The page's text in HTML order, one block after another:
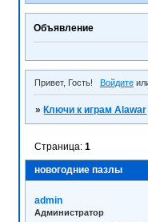
Объявление
Привет, Гость! Войдите
»Ключи к играм Alawar
новогодние пазлы
Страница:1
admin
Администратор